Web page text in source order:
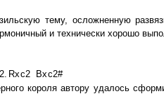
тему, осложненную
и технически хорошо
2. Rxc2
Bxc2#
короля автору удалось